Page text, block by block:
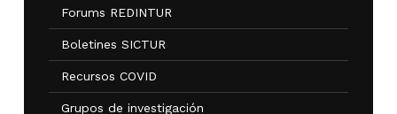
Forums REDINTUR
Boletines SICTUR
Recursos COVID
Grupos de investigación